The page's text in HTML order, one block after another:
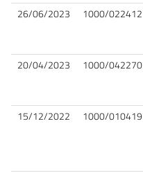
26/06/2023 1000/022412
20/04/2023 1000/042270
15/12/2022 1000/010419